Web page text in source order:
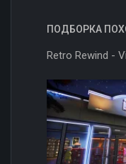
ПОДБОРКА
Retro Rewind -